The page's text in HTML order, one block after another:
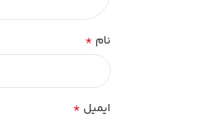
نام *
ایمیل *